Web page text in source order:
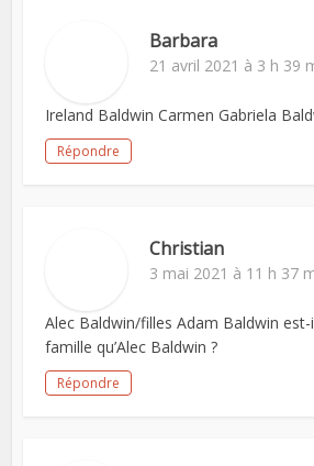
Barbara
21 avril 2021 à 3 h 39
Ireland Baldwin Carmen Gabriela
Répondre
Christian
3 mai 2021 à 11 h 37
Alec Baldwin/filles Adam Baldwin
famille qu’Alec Baldwin ?
Répondre